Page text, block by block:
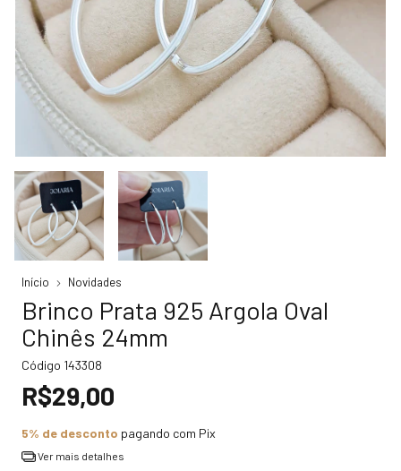
Início Novidades
Brinco Prata 925 Argola Oval
Chinês 24mm
Código 143308
R$29,00
5% de desconto pagando com Pix
Ver mais detalhes